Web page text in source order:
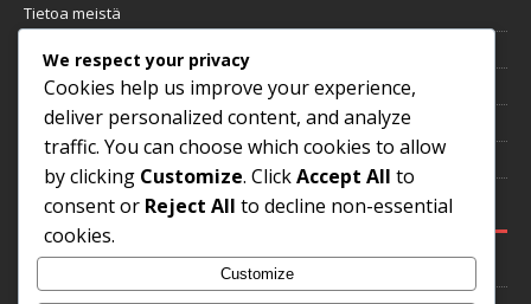
Tietoa meistä
Käyttöehdot
Evästeasetukset
Ota yhteyttä
Yksityisyytesi
KATEGORIAT
We respect your privacy
Cookies help us improve your experience,
deliver personalized content, and analyze
traffic. You can choose which cookies to allow
by clicking Customize. ClickAccept All to
consent or Reject All to decline non-essential
cookies.
Customize